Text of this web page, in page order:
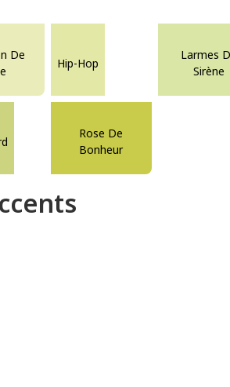
De
Hip-Hop
Larmes
Sirène
Rose De
Bonheur